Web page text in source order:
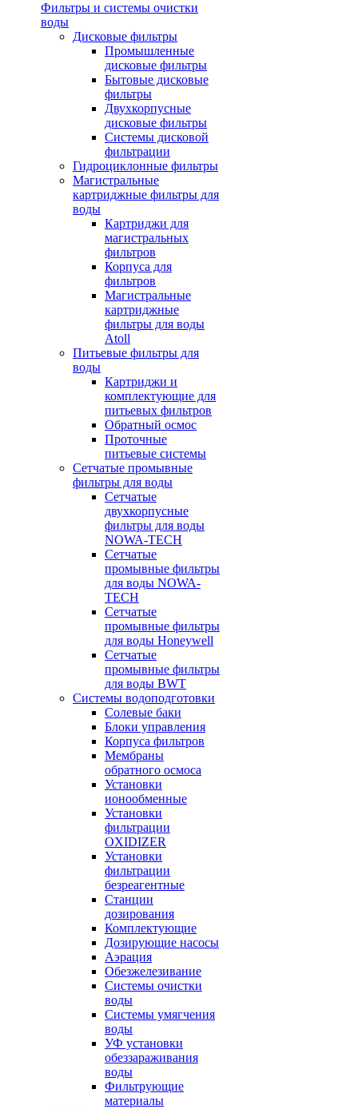
Фильтры и системы очистки
воды
Дисковые фильтры
Промышленные
дисковые фильтры
Бытовые дисковые
фильтры
Двухкорпусные
дисковые фильтры
Системы дисковой
фильтрации
Гидроциклонные фильтры
Магистральные
картриджные фильтры для
воды
Картриджи для
магистральных
фильтров
Корпуса для
фильтров
Магистральные
картриджные
фильтры для воды
Atoll
Питьевые фильтры для
воды
Картриджи и
комплектующие для
питьевых фильтров
Обратный осмос
Проточные
питьевые системы
Сетчатые промывные
фильтры для воды
Сетчатые
двухкорпусные
фильтры для воды
NOWA-TECH
Сетчатые
промывные фильтры
для воды NOWA-
TECH
Сетчатые
промывные фильтры
для воды Honeywell
Сетчатые
промывные фильтры
для воды BWT
Системы водоподготовки
Солевые баки
Блоки управления
Корпуса фильтров
Мембраны
обратного осмоса
Установки
ионообменные
Установки
фильтрации
OXIDIZER
Установки
фильтрации
безреагентные
Станции
дозирования
Комплектующие
Дозирующие насосы
Аэрация
Обезжелезивание
Системы очистки
воды
Системы умягчения
воды
УФ установки
обеззараживания
воды
Фильтрующие
материалы